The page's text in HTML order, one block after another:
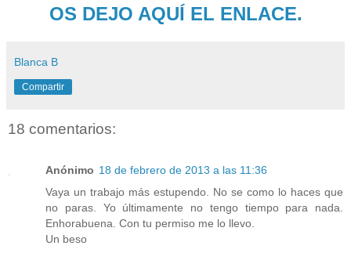
OS DEJO AQUÍ EL ENLACE.
Blanca B
Compartir
18 comentarios:
Anónimo 18 de febrero de 2013 a las 11:36
Vaya un trabajo más estupendo. No se como lo haces que
no paras. Yo últimamente no tengo tiempo para nada.
Enhorabuena. Con tu permiso me lo llevo.
Un beso